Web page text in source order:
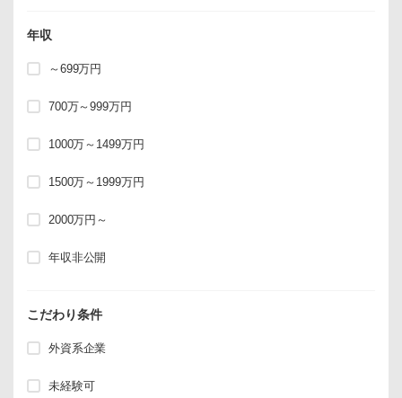
年収
～699万円
700万～999万円
1000万～1499万円
1500万～1999万円
2000万円～
年収非公開
こだわり条件
外資系企業
未経験可